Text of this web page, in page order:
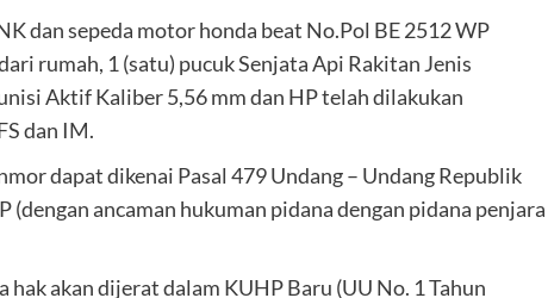
dan sepeda motor honda beat No.Pol BE 2512 WP
rumah, 1 (satu) pucuk Senjata Api Rakitan Jenis
Aktif Kaliber 5,56 mm dan HP telah dilakukan
dan IM.
dapat dikenai Pasal 479 Undang – Undang Republik
ancaman hukuman pidana dengan pidana penjara
akan dijerat dalam KUHP Baru (UU No. 1 Tahun